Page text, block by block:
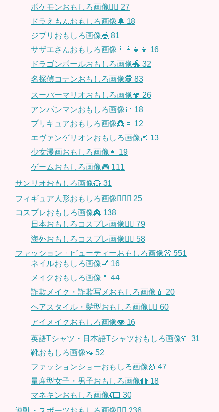
ポケモンおもしろ画像🤹‍♂️ 27
ドラえもんおもしろ画像🔔 18
ジブリおもしろ画像🎪 81
サザエさんおもしろ画像👨‍👩‍👧‍👦 16
ドラゴンボールおもしろ画像🐲 32
名探偵コナンおもしろ画像🕵️ 83
スーパーマリオおもしろ画像🍄 26
アンパンマンおもしろ画像🍞 18
プリキュアおもしろ画像👸🏻 12
エヴァンゲリオンおもしろ画像🌌 13
少女漫画おもしろ画像👧 19
ゲームおもしろ画像🎮 111
サンリオおもしろ画像🧸 31
フィギュア人形おもしろ画像🧍🏼‍♂️ 25
コスプレおもしろ画像👸 138
日本おもしろコスプレ画像🧝‍♀️ 79
海外おもしろコスプレ画像🧝‍♂️ 58
ファッション・ビューティーおもしろ画像👗 551
ネイルおもしろ画像💅 16
メイクおもしろ画像💄 44
詐欺メイク・詐欺写メおもしろ画像💄 20
ヘアスタイル・髪型おもしろ画像👱‍♀️ 60
アイメイクおもしろ画像👁 16
英語Tシャツ・日本語Tシャツおもしろ画像👕 31
靴おもしろ画像👡 52
ファッションショーおもしろ画像🥻 47
量産型女子・男子おもしろ画像👫 18
マネキンおもしろ画像💃🏻 30
運動・スポーツおもしろ画像🏃‍♂️ 236